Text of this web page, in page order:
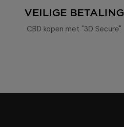
VEILIGE BETALING
CBD kopen met "3D Secure"